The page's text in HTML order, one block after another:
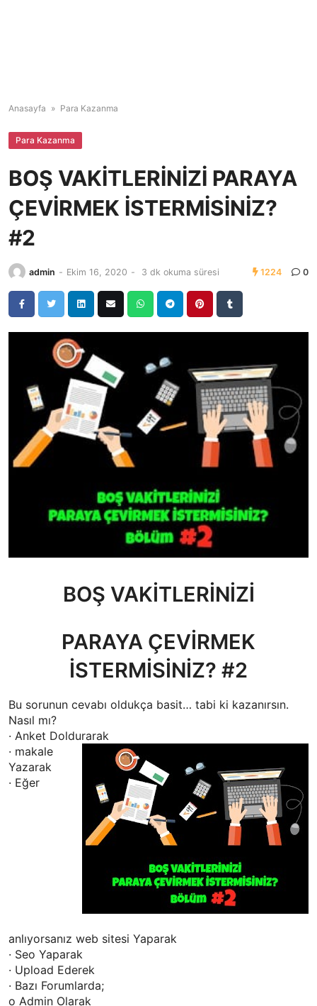
Anasayfa » Para Kazanma
Para Kazanma
BOŞ VAKİTLERİNİZİ PARAYA
ÇEVİRMEK İSTERMİSİNİZ?
#2
admin - Ekim 16, 2020 - 3 dk okuma süresi 1224 0
BOŞ VAKİTLERİNİZİ
PARAYA ÇEVİRMEK
İSTERMİSİNİZ? #2
Bu sorunun cevabı oldukça basit… tabi ki kazanırsın.
Nasıl mı?
· Anket Doldurarak
· makale
Yazarak
· Eğer
anlıyorsanız web sitesi Yaparak
· Seo Yaparak
· Upload Ederek
· Bazı Forumlarda;
o Admin Olarak